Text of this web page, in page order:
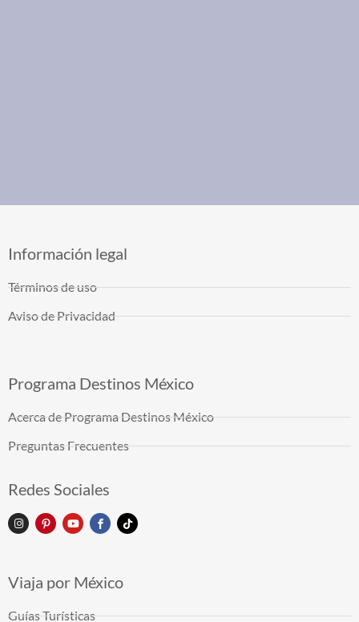
Información legal
Términos de uso
Aviso de Privacidad
Programa Destinos México
Acerca de Programa Destinos México
Preguntas Frecuentes
Redes Sociales
Viaja por México
Guías Turísticas